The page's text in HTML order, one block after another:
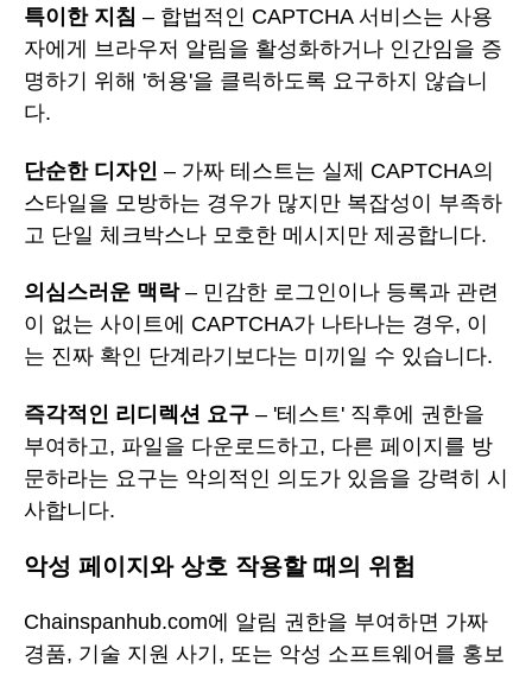
특이한 지침 – 합법적인 CAPTCHA 서비스는 사용
자에게 브라우저 알림을 활성화하거나 인간임을 증
명하기 위해 '허용'을 클릭하도록 요구하지 않습니
다.
단순한 디자인 – 가짜 테스트는 실제 CAPTCHA의
스타일을 모방하는 경우가 많지만 복잡성이 부족하
고 단일 체크박스나 모호한 메시지만 제공합니다.
의심스러운 맥락– 민감한 로그인이나 등록과 관련
이 없는 사이트에 CAPTCHA가 나타나는 경우, 이
는 진짜 확인 단계라기보다는 미끼일 수 있습니다.
즉각적인 리디렉션 요구 – '테스트' 직후에 권한을
부여하고, 파일을 다운로드하고, 다른 페이지를 방
문하라는 요구는 악의적인 의도가 있음을 강력히 시
사합니다.
악성 페이지와 상호 작용할 때의 위험
Chainspanhub.com에 알림 권한을 부여하면 가짜
경품, 기술 지원 사기, 또는 악성 소프트웨어를 홍보